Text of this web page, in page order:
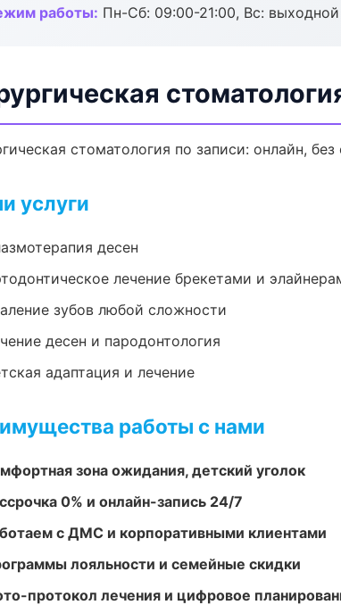
работы: Пн-Сб: 09:00-21:00, Вс: выходной
стоматология по записи: онлайн,
услуги
десен
лечение брекетами и
зубов любой сложности
десен и пародонтология
адаптация и лечение
работы с нами
зона ожидания, детский уголок
0% и онлайн-запись 24/7
с ДМС и корпоративными клиентами
лояльности и семейные скидки
протокол лечения и цифровое